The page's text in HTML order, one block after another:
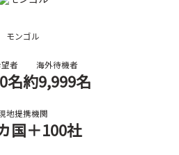
モンゴル
者
名
海外待機者
約9,999名
地提携機関
国＋100社